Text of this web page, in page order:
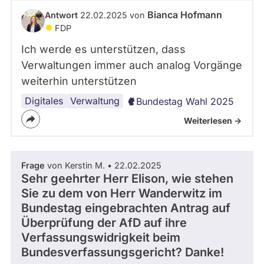
Antwort 22.02.2025 von Bianca Hofmann
FDP
Ich werde es unterstützen, dass
Verwaltungen immer auch analog Vorgänge
weiterhin unterstützen
Digitales Verwaltung
Bahntickets Bundestag Wahl 2025
Weiterlesen ->
Frage von Kerstin M. • 22.02.2025
Sehr geehrter Herr Elison, wie stehen
Sie zu dem von Herr Wanderwitz im
Bundestag eingebrachten Antrag auf
Überprüfung der AfD auf ihre
Verfassungswidrigkeit beim
Bundesverfassungsgericht? Danke!